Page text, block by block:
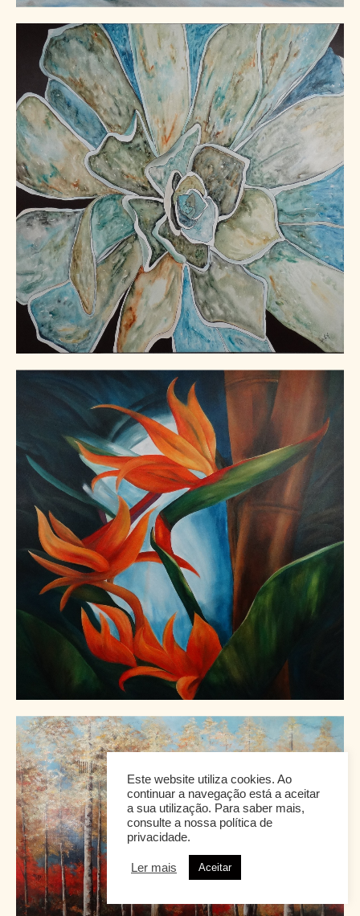
Este website utiliza cookies. Ao
continuar a navegação está a aceitar
a sua utilização. Para saber mais,
consulte a nossa política de
privacidade.
Ler mais Aceitar